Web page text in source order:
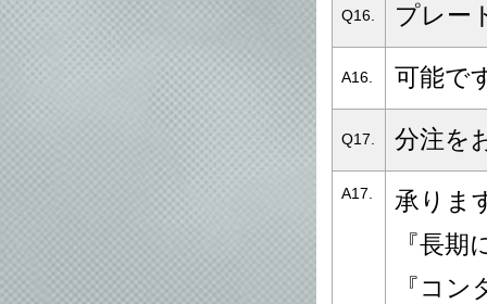
Q16. プレー
A16. 可能で
Q17. 分注を
A17.
承りま
『長
『コ